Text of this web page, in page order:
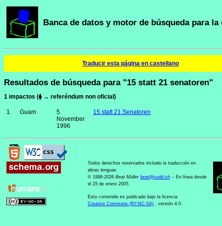
Banca de datos y motor de búsqueda para
Traducir esta página en castellano
Resultados de búsqueda para "15 statt 21 senatoren"
1 impactos (⧫ → referéndum non oficial)
1. Guam
5.
November
1996
15 statt 21 Senatoren
Todos derechos reservados incluido la traducción en
altras lenguas
© 1996-2026 Beat Müller beat@sudd.ch -- En línea desde
el 25 de enero 2005.
Esto contenido es publicado bajo la licencia
Creative Commons (BY-NC-SA) , versión 4.0.